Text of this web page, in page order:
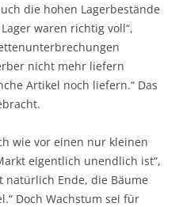
die hohen Lagerbestände
waren richtig voll“,
nicht mehr liefern
Artikel noch liefern.“ Das
wie vor einen nur kleinen
eigentlich unendlich ist“,
natürlich Ende, die Bäume
Doch Wachstum sei für